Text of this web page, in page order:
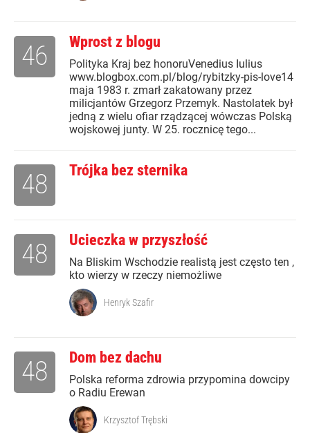
Wprost z blogu
Polityka Kraj bez honoruVenedius Iulius
www.blogbox.com.pl/blog/rybitzky-pis-love14
maja 1983 r. zmarł zakatowany przez
milicjantów Grzegorz Przemyk. Nastolatek był
jedną z wielu ofiar rządzącej wówczas Polską
wojskowej junty. W 25. rocznicę tego...
46
Trójka bez sternika
48
Ucieczka w przyszłość
Na Bliskim Wschodzie realistą jest często ten ,
kto wierzy w rzeczy niemożliwe
48
Henryk Szafir
Dom bez dachu
Polska reforma zdrowia przypomina dowcipy
o Radiu Erewan
48
Krzysztof Trębski